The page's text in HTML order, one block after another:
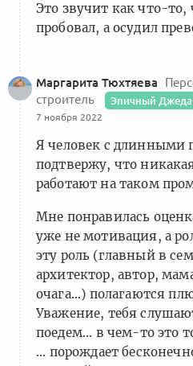
Это звучит как что-
пробовал, а осудил
Маргарита Тюхтяева
строитель
Эпичный
7 ноября 2022
Я человек с длинными
подтвержу, что
работают на таком
Мне понравилась
уже не мотивация, а
эту роль (главный в
архитектор, автор,
очага...) полагаются
Уважение, тебя
поедем... в чем-то это
... порождает